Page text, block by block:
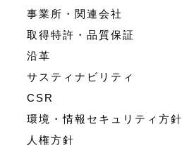
事業所・関連会社
取得特許・品質保証
沿革
サスティナビリティ
CSR
環境・情報セキュリティ方針
人権方針